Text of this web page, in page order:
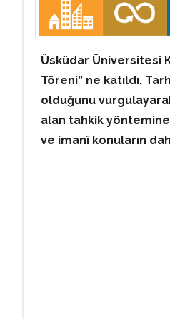
Üsküdar Üniversitesi
Töreni” ne katıldı.
olduğunu
alan tahkik yöntemine
ve imanî konuların